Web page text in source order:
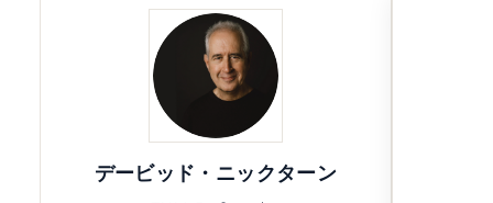
デービッド・ニックターン